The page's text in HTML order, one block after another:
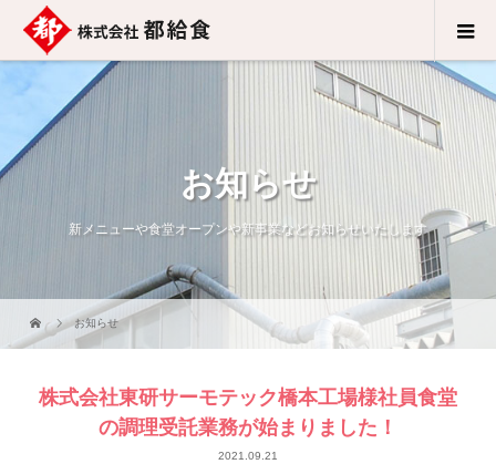
お知らせ
新メニューや食堂オープンや新事業などお知らせいたします
お知らせ
株式会社東研サーモテック橋本工場様社員食堂
の調理受託業務が始まりました！
2021.09.21